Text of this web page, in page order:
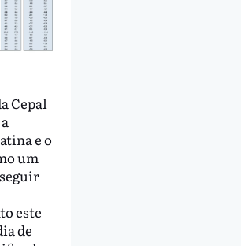
Cepal
e o
um
este
de